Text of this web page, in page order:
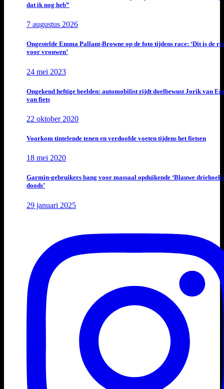
dat ik nog heb”
7 augustus 2026
Ongestelde Emma Pallant-Browne op de foto tijdens race: ‘Dit is de
voor vrouwen’
24 mei 2023
Ongekend heftige beelden: automobilist rijdt doelbewust Jorik van
van fiets
22 oktober 2020
Voorkom tintelende tenen en verdoofde voeten tijdens het fietsen
18 mei 2020
Garmin-gebruikers bang voor massaal opduikende ‘Blauwe driehoek
doods’
29 januari 2025